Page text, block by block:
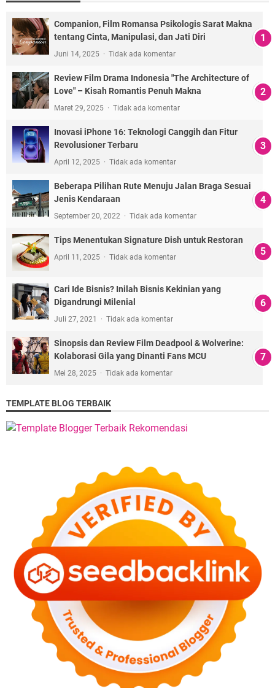
Companion, Film Romansa Psikologis Sarat Makna
tentang Cinta, Manipulasi, dan Jati Diri
Juni 14, 2025 Tidak ada komentar
Review Film Drama Indonesia "The Architecture of
Love" – Kisah Romantis Penuh Makna
Maret 29, 2025 Tidak ada komentar
Inovasi iPhone 16: Teknologi Canggih dan Fitur
Revolusioner Terbaru
April 12, 2025 Tidak ada komentar
Beberapa Pilihan Rute Menuju Jalan Braga Sesuai
Jenis Kendaraan
September 20, 2022 Tidak ada komentar
Tips Menentukan Signature Dish untuk Restoran
April 11, 2025 Tidak ada komentar
Cari Ide Bisnis? Inilah Bisnis Kekinian yang
Digandrungi Milenial
Juli 27, 2021 Tidak ada komentar
Sinopsis dan Review Film Deadpool & Wolverine:
Kolaborasi Gila yang Dinanti Fans MCU
Mei 28, 2025 Tidak ada komentar
TEMPLATE BLOG TERBAIK